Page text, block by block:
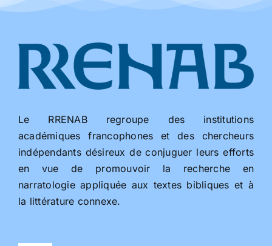
Le RRENAB regroupe des institutions
académiques francophones et des chercheurs
indépendants désireux de conjuguer leurs efforts
en vue de promouvoir la recherche en
narratologie appliquée aux textes bibliques et à
la littérature connexe.